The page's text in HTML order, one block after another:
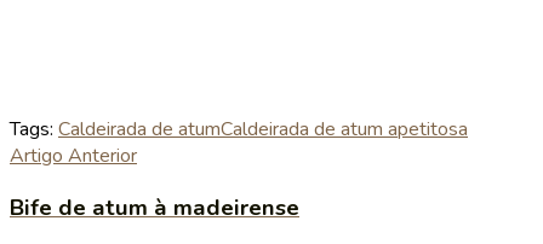
Tags: Caldeirada de atumCaldeirada de atum apetitosa
Artigo Anterior
Bife de atum à madeirense